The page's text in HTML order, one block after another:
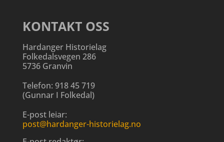
KONTAKT OSS
Hardanger Historielag
Folkedalsvegen 286
5736 Granvin
Telefon: 918 45 719
(Gunnar I Folkedal)
E-post leiar:
post@hardanger-historielag.no